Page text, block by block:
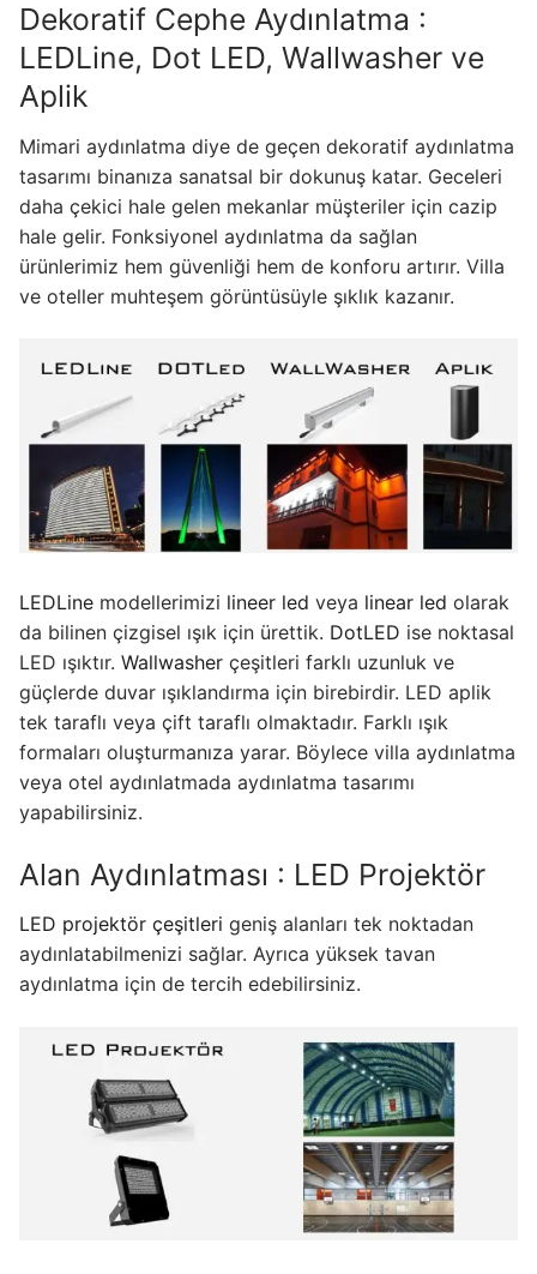
Plastik LED Profilleri
DMX Kontrol Sistemleri
LED Güç Kaynakları
İç Mekan LED Driver
Dış Mekan LED Driver
DMX Nedir? Ürün Çeşitleri Nelerdir?
Cephe Animasyon LEDLine Serisi
Cephe Animasyon DOTLED Serisi
Cephe Animasyon WallWasher Serisi
KATALOG
İLETİŞİM & SİPARİŞ
HAKKIMIZDA
SSS
Turkish
English
German
Arabic
French
Dekoratif Cephe Aydınlatma :
LEDLine, Dot LED, Wallwasher ve
Aplik
Mimari aydınlatma diye de geçen dekoratif aydınlatma
tasarımı binanıza sanatsal bir dokunuş katar. Geceleri
daha çekici hale gelen mekanlar müşteriler için cazip
hale gelir. Fonksiyonel aydınlatma da sağlan
ürünlerimiz hem güvenliği hem de konforu artırır. Villa
ve oteller muhteşem görüntüsüyle şıklık kazanır.
LEDLine modellerimizi lineer led veya linear led olarak
da bilinen çizgisel ışık için ürettik. DotLED ise noktasal
LED ışıktır. Wallwasher çeşitleri farklı uzunluk ve
güçlerde duvar ışıklandırma için birebirdir. LED aplik
tek taraflı veya çift taraflı olmaktadır. Farklı ışık
formaları oluşturmanıza yarar. Böylece villa aydınlatma
veya otel aydınlatmada aydınlatma tasarımı
yapabilirsiniz.
Alan Aydınlatması : LED Projektör
LED projektör çeşitleri geniş alanları tek noktadan
aydınlatabilmenizi sağlar. Ayrıca yüksek tavan
aydınlatma için de tercih edebilirsiniz.